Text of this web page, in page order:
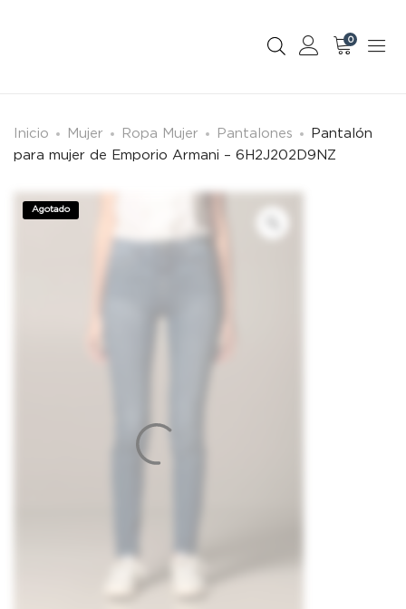
0
Inicio Mujer Ropa Mujer Pantalones
Pantalón
para mujer de Emporio Armani – 6H2J202D9NZ
Agotado